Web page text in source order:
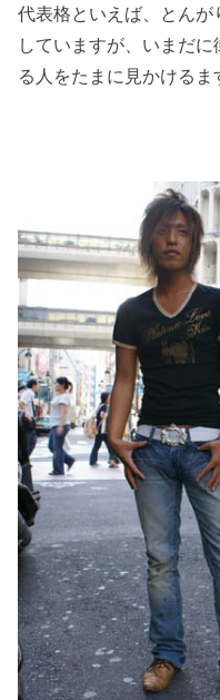
代表格といえば、とんが
していますが、いまだに
る人をたまに見かけるま